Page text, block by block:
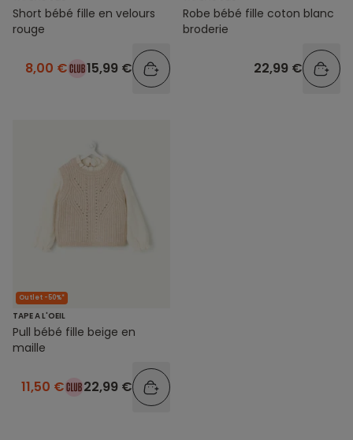
Short bébé fille en velours
rouge
8,00 € 15,99 €
Robe bébé fille coton blanc
broderie
22,99 €
Outlet -50%*
TAPE A L'OEIL
Pull bébé fille beige en
maille
11,50 € 22,99 €